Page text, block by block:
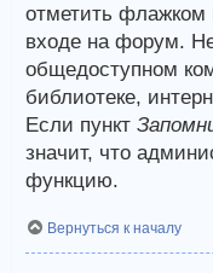
отметить флажком
входе на форум.
общедоступном
библиотеке,
Если пункт
значит, что
функцию.
Вернуться к началу